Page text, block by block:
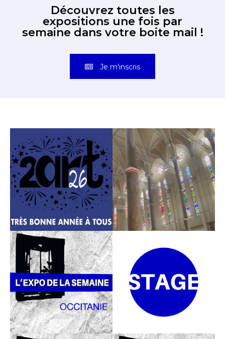
Découvrez toutes les
expositions une fois par
semaine dans votre boite mail !
Je m'inscris